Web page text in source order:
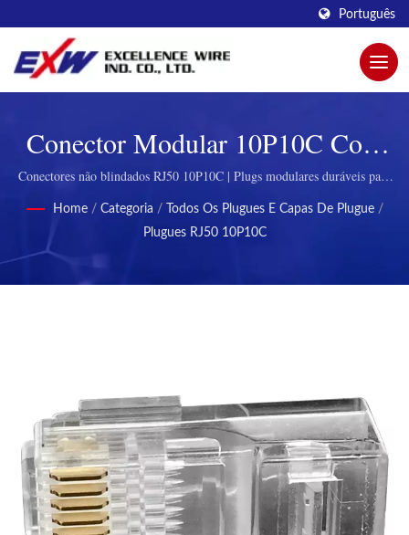
Português
Conector Modular 10P10C Com
Chave | Conectores Modulares
Inovadores Para Conectividade
Aprimorada Da Excellence Wire
Conectores não blindados RJ50 10P10C | Plugs modulares duráveis para
Home / Categoria / Todos Os Plugues E Capas De Plugue /
Plugues RJ50 10P10C